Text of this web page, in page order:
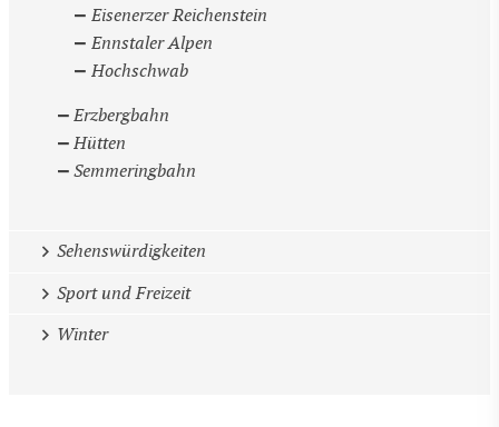
Eisenerzer Reichenstein
Ennstaler Alpen
Hochschwab
Erzbergbahn
Hütten
Semmeringbahn
Sehenswürdigkeiten
Sport und Freizeit
Winter